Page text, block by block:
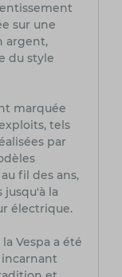
sur une
argent,
du style
marquée
tels
par
fil des ans,
jusqu'à la
électrique.
Vespa a été